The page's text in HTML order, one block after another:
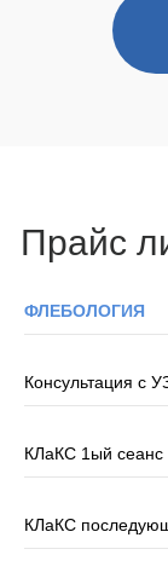
Прайс
ФЛЕБОЛОГИЯ
Консультация с
КЛаКС 1ый сеанс
КЛаКС